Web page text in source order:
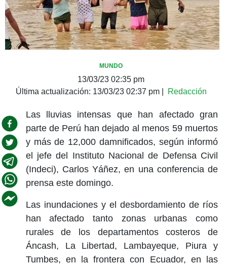
MUNDO
13/03/23 02:35 pm
Última actualización: 13/03/23 02:37 pm| Redacción
Las lluvias intensas que han afectado gran
parte de Perú han dejado al menos 59 muertos
y más de 12,000 damnificados, según informó
el jefe del Instituto Nacional de Defensa Civil
(Indeci), Carlos Yáñez, en una conferencia de
prensa este domingo.
Las inundaciones y el desbordamiento de ríos
han afectado tanto zonas urbanas como
rurales de los departamentos costeros de
Áncash, La Libertad, Lambayeque, Piura y
Tumbes, en la frontera con Ecuador, en las